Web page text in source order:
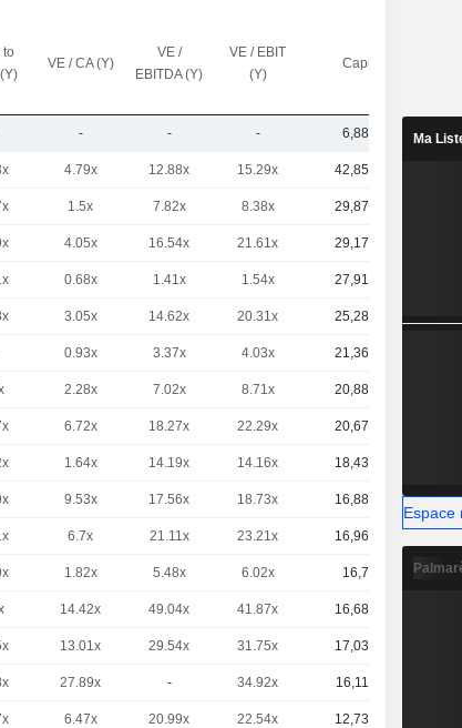
to
VE / CA (Y)
VE /
EBITDA (Y)
VE / EBIT
(Y)
Capi.($)
- - - 6,88 Md
4.79x 12.88x 15.29x 42,85 Md
1.5x 7.82x 8.38x 29,87 Md
4.05x 16.54x 21.61x 29,17 Md
0.68x 1.41x 1.54x 27,91 Md
3.05x 14.62x 20.31x 25,28 Md
0.93x 3.37x 4.03x 21,36 Md
2.28x 7.02x 8.71x 20,88 Md
6.72x 18.27x 22.29x 20,67 Md
1.64x 14.19x 14.16x 18,43 Md
9.53x 17.56x 18.73x 16,88 Md
6.7x 21.11x 23.21x 16,96 Md
1.82x 5.48x 6.02x 16,7 Md
14.42x 49.04x 41.87x 16,68 Md
13.01x 29.54x 31.75x 17,03 Md
27.89x - 34.92x 16,11 Md
6.47x 20.99x 22.54x 12,73 Md
Ma
Espace